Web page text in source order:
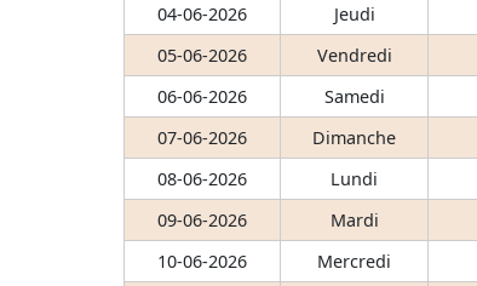
04-06-2026
Jeudi
05-06-2026
Vendredi
06-06-2026
Samedi
07-06-2026
Dimanche
08-06-2026
Lundi
09-06-2026
Mardi
10-06-2026
Mercredi